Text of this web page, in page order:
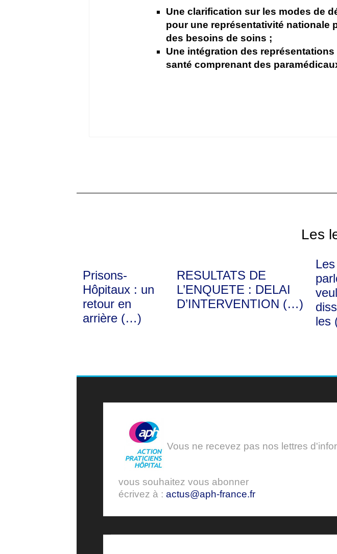
Une clarification sur les modes de
pour une représentativité nationale
des besoins de soins ;
Une intégration des
santé comprenant des
Les
Prisons-
Hôpitaux : un
retour en
arrière (…)
RESULTATS DE
L’ENQUETE : DELAI
D’INTERVENTION (…)
Les
les
Vous ne recevez pas nos lettres
vous souhaitez vous abonner
écrivez à : actus@aph-france.fr